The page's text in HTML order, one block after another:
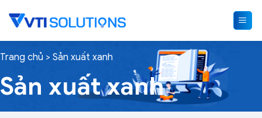
Trang chủ > Sản xuất xanh
Sản xuất xanh